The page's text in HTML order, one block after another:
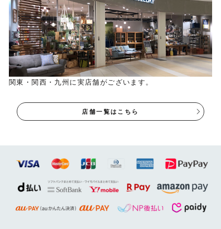
関東・関西・九州に実店舗がございます。
店舗一覧はこちら